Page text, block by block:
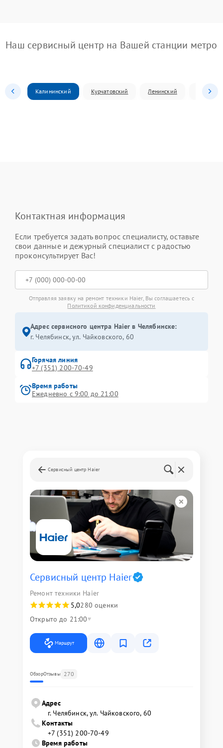
Наш сервисный центр на Вашей станции метро
Калининский Курчатовский Ленинский
Контактная информация
Если требуется задать вопрос специалисту, оставьте
свои данные и дежурный специалист с радостью
проконсультирует Вас!
Отправляя заявку на ремонт техники Haier, Вы соглашаетесь с
Политикой конфиденциальности
Адрес сервисного центра Haier в Челябинске:
г. Челябинск, ул. Чайковского, 60
Горячая линия
+7 (351) 200-70-49
Время работы
Ежедневно с 9:00 до 21:00
Сервисный центр Haier
Сервисный центр Haier
Ремонт техники Haier
5,0280 оценки
Открыто до 21:00
Маршрут
ОбзорОтзывы 270
Адрес
г. Челябинск, ул. Чайковского, 60
Контакты
+7 (351) 200-70-49
Время работы